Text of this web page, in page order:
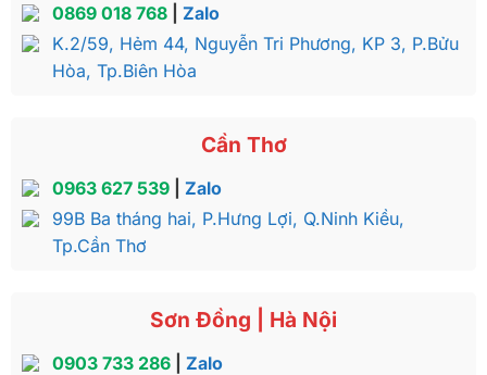
0869 018 768| Zalo
K.2/59, Hẻm 44, Nguyễn Tri Phương, KP 3, P.Bửu
Hòa, Tp.Biên Hòa
Cần Thơ
0963 627 539| Zalo
99B Ba tháng hai, P.Hưng Lợi, Q.Ninh Kiều,
Tp.Cần Thơ
Sơn Đồng | Hà Nội
0903 733 286| Zalo